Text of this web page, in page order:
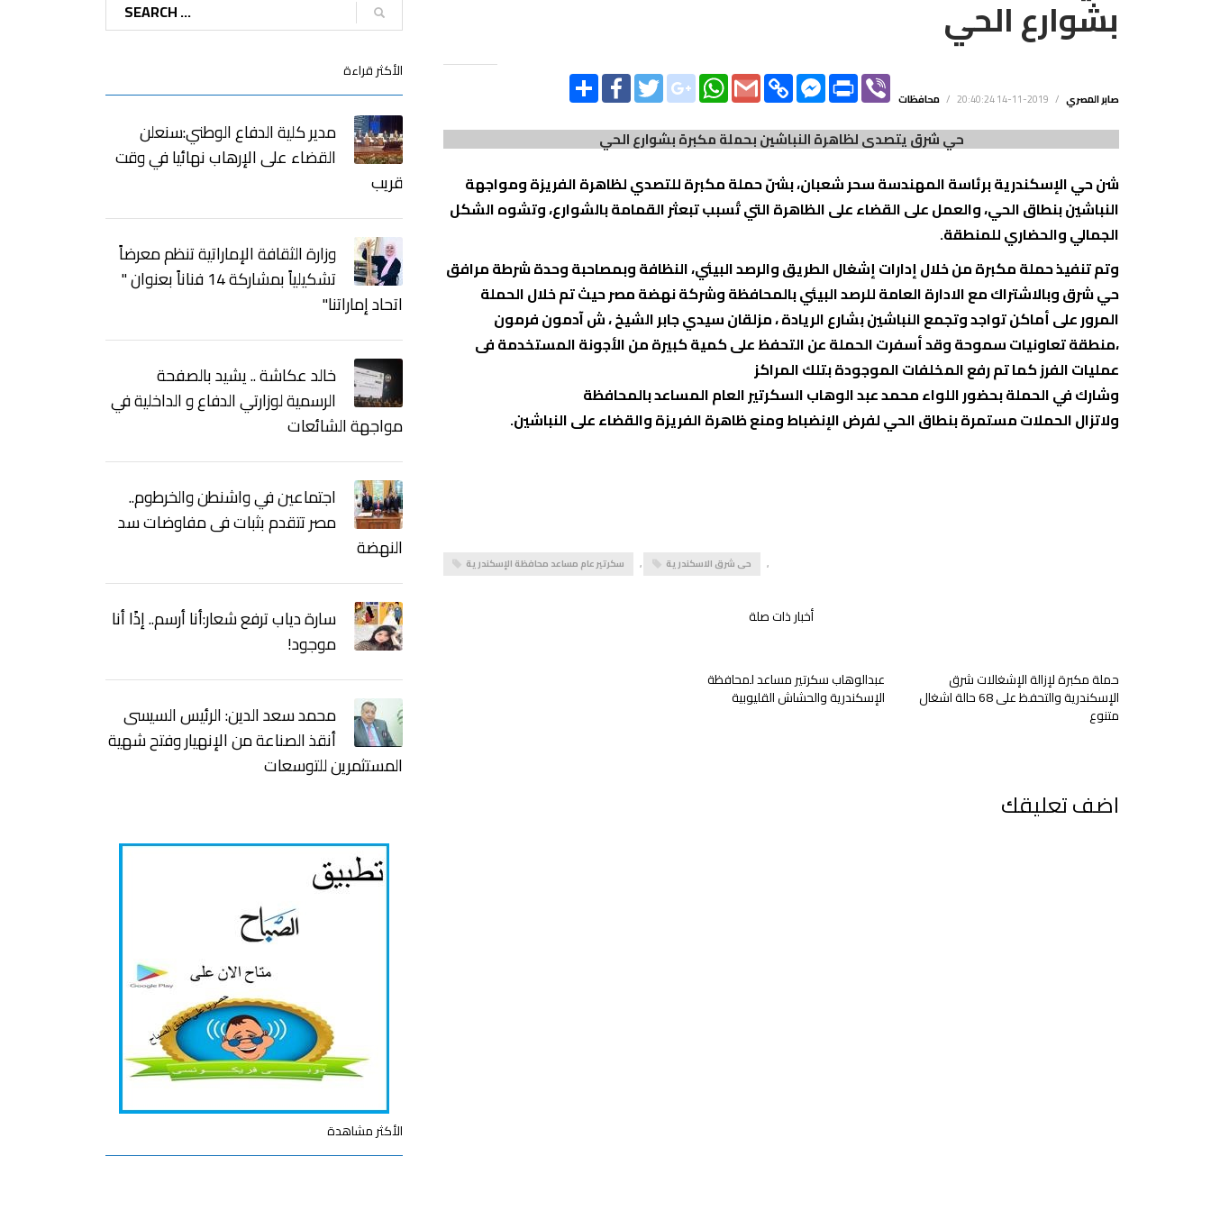
بشوارع الحي
SHARE FACEBOOKTWITTERGOOGLE_PLUS
WHATSAPP
GMAIL
COPY
LINK
FACEBOOK
MESSENGER
PRINT
صابر المصري /
2019-11-14 20:40:24
/ محافظات
حي شرق يتصدى لظاهرة النباشين بحملة مكبرة بشوارع الحي
شن حي الإسكندرية برئاسة المهندسة سحر شعبان، بشنّ حملة مكبرة للتصدي لظاهرة الفريزة ومواجهة
النباشين بنطاق الحي، والعمل على القضاء على الظاهرة التي تُسبب تبعثر القمامة بالشوارع، وتشوه الشكل
الجمالي والحضاري للمنطقة.
وتم تنفيذ حملة مكبرة من خلال إدارات إشغال الطريق والرصد البيئي، النظافة وبمصاحبة وحدة شرطة مرافق
حي شرق وبالاشتراك مع الادارة العامة للرصد البيئي بالمحافظة وشركة نهضة مصر حيث تم خلال الحملة
المرور على أماكن تواجد وتجمع النباشين بشارع الريادة ، مزلقان سيدي جابر الشيخ ، ش آدمون فرمون
،منطقة تعاونيات سموحة وقد أسفرت الحملة عن التحفظ على كمية كبيرة من الأجونة المستخدمة فى
عمليات الفرز كما تم رفع المخلفات الموجودة بتلك المراكز
وشارك في الحملة بحضور اللواء محمد عبد الوهاب السكرتير العام المساعد بالمحافظة
ولاتزال الحملات مستمرة بنطاق الحي لفرض الإنضباط ومنع ظاهرة الفريزة والقضاء على النباشين.
سكرتير عام مساعد محافظة الإسكندرية , حى شرق الاسكندرية ,
أخبار ذات صلة
حملة مكبرة لإزالة الإشغالات شرق
الإسكندرية والتحفظ على 68 حالة اشغال
متنوع
عبدالوهاب سكرتير مساعد لمحافظة
الإسكندرية والحشاش القليوبية
اضف تعليقك
الأكثر قراءة
مدير كلية الدفاع الوطني:سنعلن
القضاء على الإرهاب نهائيا في وقت
قريب
وزارة الثقافة الإماراتية تنظم معرضاً
تشكيلياً بمشاركة 14 فناناً بعنوان "
اتحاد إماراتنا"
خالد عكاشة .. يشيد بالصفحة
الرسمية لوزارتي الدفاع و الداخلية في
مواجهة الشائعات
اجتماعين في واشنطن والخرطوم..
مصر تتقدم بثبات فى مفاوضات سد
النهضة
سارة دياب ترفع شعار:أنا أرسم.. إذًا أنا
موجود!
محمد سعد الدين: الرئيس السيسى
أنقذ الصناعة من الإنهيار وفتح شهية
المستثمرين للتوسعات
الأكثر مشاهدة